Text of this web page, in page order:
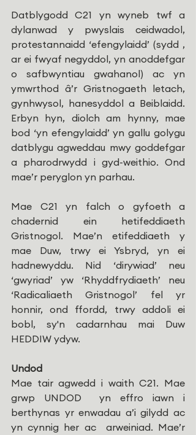
Datblygodd C21 yn wyneb twf a
dylanwad y pwyslais ceidwadol,
protestannaidd ‘efengylaidd’ (sydd ,
ar ei fwyaf negyddol, yn anoddefgar
o safbwyntiau gwahanol) ac yn
ymwrthod â’r Gristnogaeth letach,
gynhwysol, hanesyddol a Beiblaidd.
Erbyn hyn, diolch am hynny, mae
bod ‘yn efengylaidd’ yn gallu golygu
datblygu agweddau mwy goddefgar
a pharodrwydd i gyd-weithio. Ond
mae’r peryglon yn parhau.
Mae C21 yn falch o gyfoeth a
chadernid ein hetifeddiaeth
Gristnogol. Mae’n etifeddiaeth y
mae Duw, trwy ei Ysbryd, yn ei
hadnewyddu. Nid ‘dirywiad’ neu
‘gwyriad’ yw ‘Rhyddfrydiaeth’ neu
‘Radicaliaeth Gristnogol’ fel yr
honnir, ond ffordd, trwy addoli ei
bobl, sy'n cadarnhau mai Duw
HEDDIW ydyw.
Undod
Mae tair agwedd i waith C21. Mae
grwp UNDOD  yn effro iawn i
berthynas yr enwadau a’i gilydd ac
yn cynnig her ac  arweiniad. Mae’r